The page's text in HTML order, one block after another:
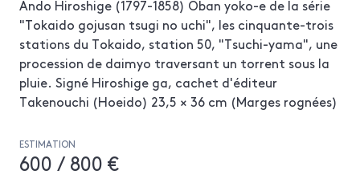
Ando Hiroshige (1797-1858) Oban yoko-e de la série
"Tokaido gojusan tsugi no uchi", les cinquante-trois
stations du Tokaido, station 50, "Tsuchi-yama", une
procession de daimyo traversant un torrent sous la
pluie. Signé Hiroshige ga, cachet d'éditeur
Takenouchi (Hoeido) 23,5 × 36 cm (Marges rognées)
ESTIMATION
600 / 800 €